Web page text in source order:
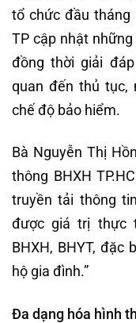
tổ chức đầu tháng
TP cập nhật
đồng thời giải
quan đến thủ tục,
chế độ bảo hiểm.
Bà Nguyễn Thị
thông BHXH
truyền tải thông
được giá trị thực
BHXH, BHYT, đặc
hộ gia đình.”
Đa dạng hóa hình